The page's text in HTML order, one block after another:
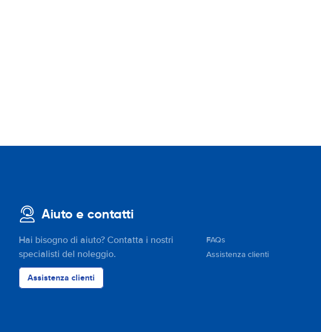
Aiuto e contatti
Hai bisogno di aiuto? Contatta i nostri
specialisti del noleggio.
Assistenza clienti
FAQs
Assistenza clienti